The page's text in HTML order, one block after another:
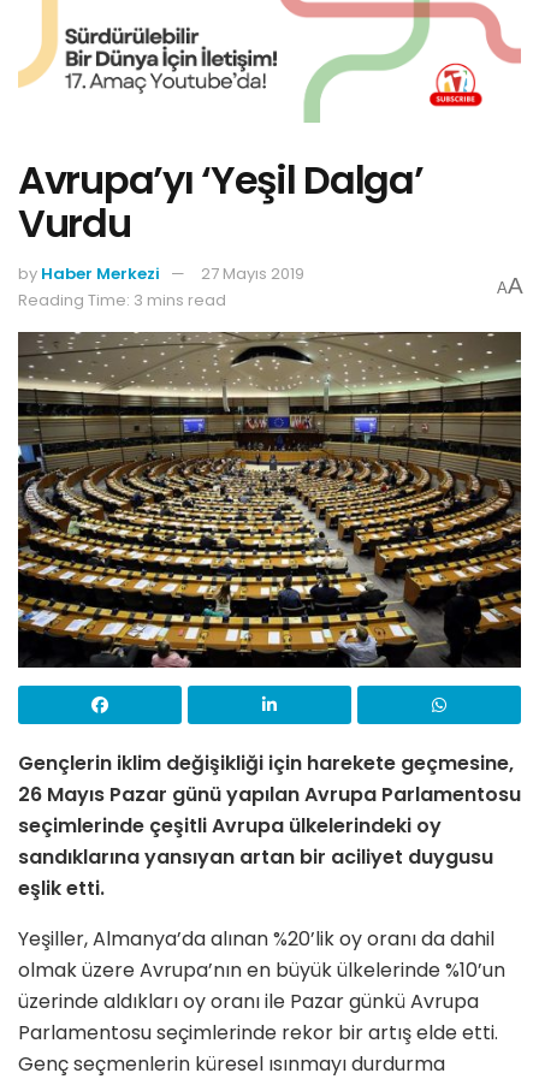
Avrupa’yı ‘Yeşil Dalga’
Vurdu
by Haber Merkezi
27 Mayıs 2019
Reading Time: 3 mins read
AA
Gençlerin iklim değişikliği için harekete geçmesine,
26 Mayıs Pazar günü yapılan Avrupa Parlamentosu
seçimlerinde çeşitli Avrupa ülkelerindeki oy
sandıklarına yansıyan artan bir aciliyet duygusu
eşlik etti.
Yeşiller, Almanya’da alınan %20’lik oy oranı da dahil
olmak üzere Avrupa’nın en büyük ülkelerinde %10’un
üzerinde aldıkları oy oranı ile Pazar günkü Avrupa
Parlamentosu seçimlerinde rekor bir artış elde etti.
Genç seçmenlerin küresel ısınmayı durdurma